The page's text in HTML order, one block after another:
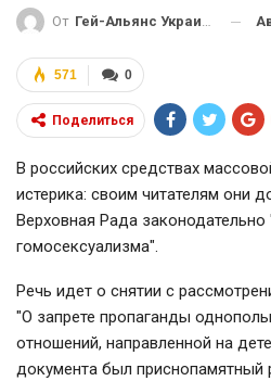
От Гей-Альянс Украина
0
571
Поделиться
В российских средствах
истерика: своим читателям они
Верховная Рада
гомосексуализма".
Речь идет о снятии с
"О запрете пропаганды
отношений, направленной на
документа был приснопамятный